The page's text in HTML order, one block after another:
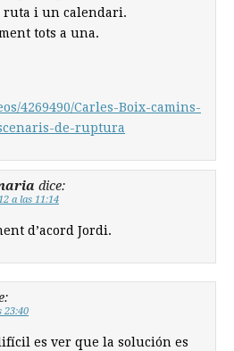
ruta i un calendari.
tots a una.
4269490/Carles-Boix-camins-
de-ruptura
dice:
a las 11:14
d’acord Jordi.
23:40
es ver que la solución es